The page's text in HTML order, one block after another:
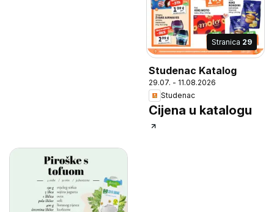
Stranica 29
Studenac Katalog
29.07. - 11.08.2026
Studenac
Cijena u katalogu